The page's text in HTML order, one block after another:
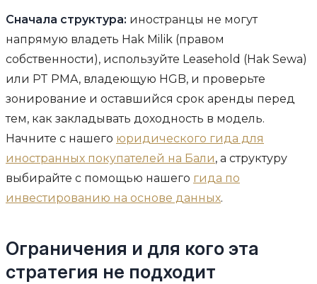
Сначала структура: иностранцы не могут
напрямую владеть Hak Milik (правом
собственности), используйте Leasehold (Hak Sewa)
или PT PMA, владеющую HGB, и проверьте
зонирование и оставшийся срок аренды перед
тем, как закладывать доходность в модель.
Начните с нашего юридического гида для
иностранных покупателей на Бали, а структуру
выбирайте с помощью нашего гида по
инвестированию на основе данных.
Ограничения и для кого эта
стратегия не подходит